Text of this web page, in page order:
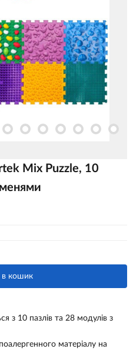
Mix Puzzle, 10
кошик
з 10 пазлів та 28 модулів з
матеріалу на